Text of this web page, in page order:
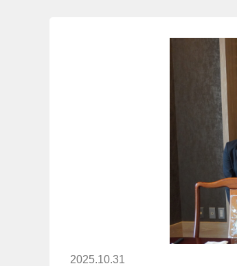
2025.10.31